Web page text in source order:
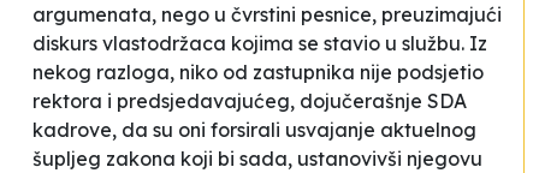
argumenata, nego u čvrstini pesnice, preuzimajući
diskurs vlastodržaca kojima se stavio u službu. Iz
nekog razloga, niko od zastupnika nije podsjetio
rektora i predsjedavajućeg, dojučerašnje SDA
kadrove, da su oni forsirali usvajanje aktuelnog
šupljeg zakona koji bi sada, ustanovivši njegovu